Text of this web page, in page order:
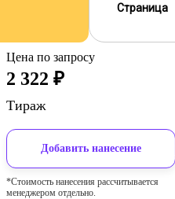
Страница
Цена по запросу
2 322 ₽
Тираж
Добавить нанесение
*Стоимость нанесения рассчитывается
менеджером отдельно.